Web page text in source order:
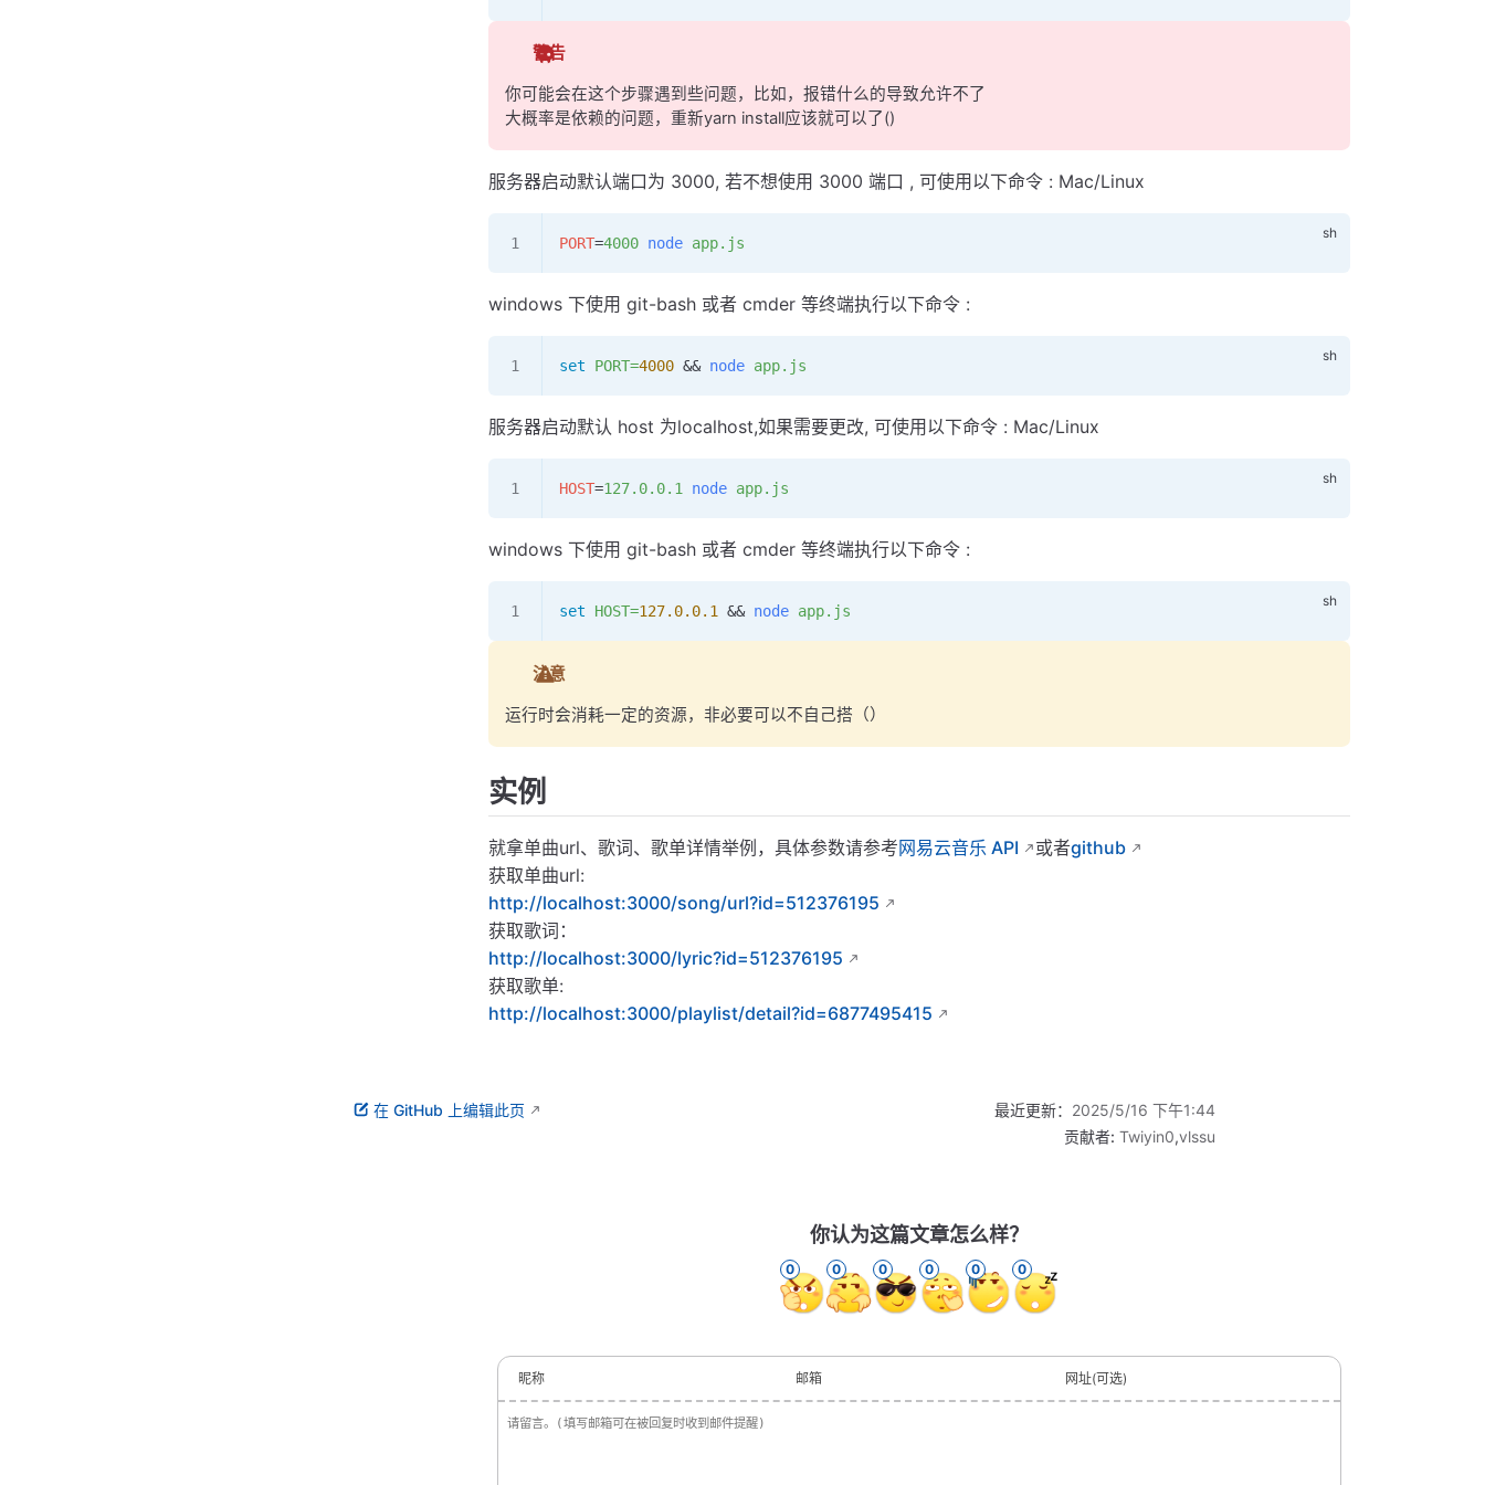
警告
你可能会在这个步骤遇到些问题，比如，报错什么的导致允许不了
大概率是依赖的问题，重新yarn install应该就可以了()
服务器启动默认端口为 3000, 若不想使用 3000 端口 , 可使用以下命令 : Mac/Linux
PORT=4000 node app.js
windows 下使用 git-bash 或者 cmder 等终端执行以下命令 :
set PORT=4000 && node app.js
服务器启动默认 host 为localhost,如果需要更改, 可使用以下命令 : Mac/Linux
HOST=127.0.0.1 node app.js
windows 下使用 git-bash 或者 cmder 等终端执行以下命令 :
set HOST=127.0.0.1 && node app.js
注意
运行时会消耗一定的资源，非必要可以不自己搭（）
实例
就拿单曲url、歌词、歌单详情举例，具体参数请参考网易云音乐 API 或者github
获取单曲url:
http://localhost:3000/song/url?id=512376195
获取歌词：
http://localhost:3000/lyric?id=512376195
获取歌单:
http://localhost:3000/playlist/detail?id=6877495415
在 GitHub 上编辑此页 最近更新： 2025/5/16 下午1:44
贡献者: Twiyin0,vlssu
你认为这篇文章怎么样？
0 0 0 0 0 0
昵称 邮箱 网址(可选)